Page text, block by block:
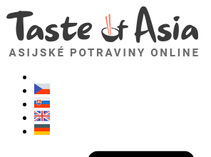
TasteOfAsia.cz
Neváhejte se zeptat. Jsem tady pro vás!